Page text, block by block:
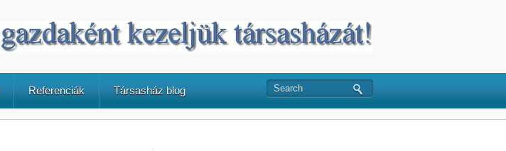
Referenciák Társasház blog